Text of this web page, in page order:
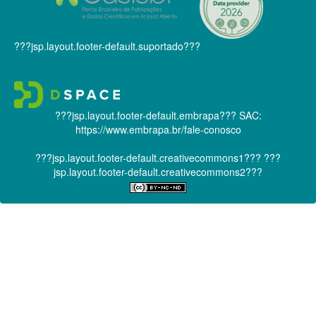
???jsp.layout.footer-default.suportado???
???jsp.layout.footer-default.embrapa??? SAC:
https://www.embrapa.br/fale-conosco
???jsp.layout.footer-default.creativecommons1??? ???
jsp.layout.footer-default.creativecommons2???